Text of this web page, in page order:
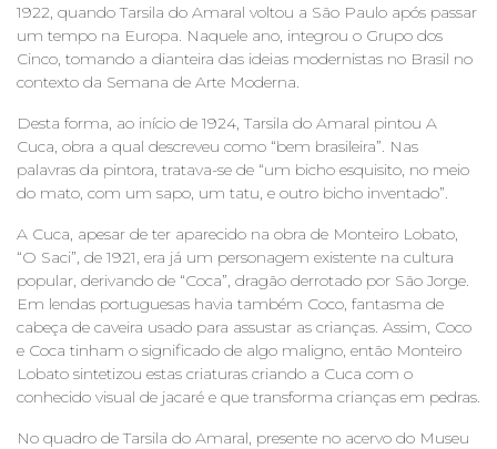
1922, quando Tarsila do Amaral voltou a São Paulo após passar
um tempo na Europa. Naquele ano, integrou o Grupo dos
Cinco, tomando a dianteira das ideias modernistas no Brasil no
contexto da Semana de Arte Moderna.
Desta forma, ao início de 1924, Tarsila do Amaral pintou A
Cuca, obra a qual descreveu como “bem brasileira”. Nas
palavras da pintora, tratava-se de “um bicho esquisito, no meio
do mato, com um sapo, um tatu, e outro bicho inventado”.
A Cuca, apesar de ter aparecido na obra de Monteiro Lobato,
“O Saci”, de 1921, era já um personagem existente na cultura
popular, derivando de “Coca”, dragão derrotado por São Jorge.
Em lendas portuguesas havia também Coco, fantasma de
cabeça de caveira usado para assustar as crianças. Assim, Coco
e Coca tinham o significado de algo maligno, então Monteiro
Lobato sintetizou estas criaturas criando a Cuca com o
conhecido visual de jacaré e que transforma crianças em pedras.
No quadro de Tarsila do Amaral, presente no acervo do Museu